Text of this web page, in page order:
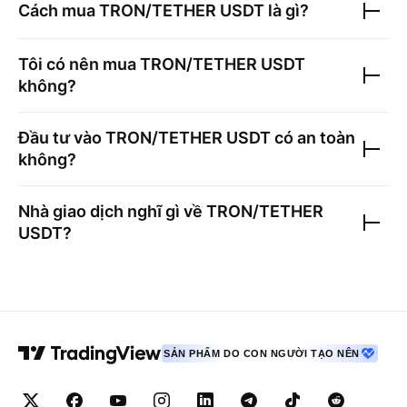
Cách muaTRON/TETHER USDT là gì?
Tôi có nên muaTRON/TETHER USDT
không?
Đầu tư vàoTRON/TETHER USDTcó an toàn
không?
Nhà giao dịch nghĩ gì về TRON/TETHER
USDT?
SẢN PHẨM DO CON NGƯỜI TẠO NÊN